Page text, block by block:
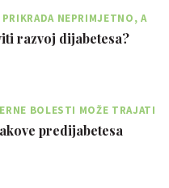
NEPRIMJETNO, A
DA BOLUJU OD NJE
razvoj dijabetesa?
BOLESTI MOŽE TRAJATI
predijabetesa